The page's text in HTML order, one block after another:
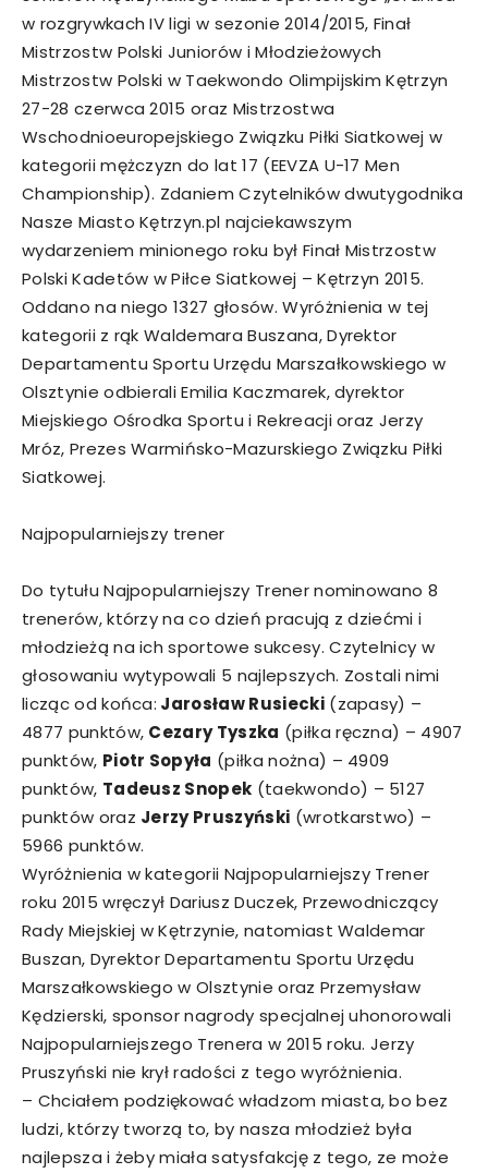
w rozgrywkach IV ligi w sezonie 2014/2015, Finał
Mistrzostw Polski Juniorów i Młodzieżowych
Mistrzostw Polski w Taekwondo Olimpijskim Kętrzyn
27-28 czerwca 2015 oraz Mistrzostwa
Wschodnioeuropejskiego Związku Piłki Siatkowej w
kategorii mężczyzn do lat 17 (EEVZA U-17 Men
Championship). Zdaniem Czytelników dwutygodnika
Nasze Miasto Kętrzyn.pl najciekawszym
wydarzeniem minionego roku był Finał Mistrzostw
Polski Kadetów w Piłce Siatkowej – Kętrzyn 2015.
Oddano na niego 1327 głosów. Wyróżnienia w tej
kategorii z rąk Waldemara Buszana, Dyrektor
Departamentu Sportu Urzędu Marszałkowskiego w
Olsztynie odbierali Emilia Kaczmarek, dyrektor
Miejskiego Ośrodka Sportu i Rekreacji oraz Jerzy
Mróz, Prezes Warmińsko-Mazurskiego Związku Piłki
Siatkowej.
Najpopularniejszy trener
Do tytułu Najpopularniejszy Trener nominowano 8
trenerów, którzy na co dzień pracują z dziećmi i
młodzieżą na ich sportowe sukcesy. Czytelnicy w
głosowaniu wytypowali 5 najlepszych. Zostali nimi
licząc od końca: Jarosław Rusiecki(zapasy) –
4877 punktów, Cezary Tyszka (piłka ręczna) – 4907
punktów, Piotr Sopyła (piłka nożna) – 4909
punktów, Tadeusz Snopek (taekwondo) – 5127
punktów oraz Jerzy Pruszyński (wrotkarstwo) –
5966 punktów.
Wyróżnienia w kategorii Najpopularniejszy Trener
roku 2015 wręczył Dariusz Duczek, Przewodniczący
Rady Miejskiej w Kętrzynie, natomiast Waldemar
Buszan, Dyrektor Departamentu Sportu Urzędu
Marszałkowskiego w Olsztynie oraz Przemysław
Kędzierski, sponsor nagrody specjalnej uhonorowali
Najpopularniejszego Trenera w 2015 roku. Jerzy
Pruszyński nie krył radości z tego wyróżnienia.
– Chciałem podziękować władzom miasta, bo bez
ludzi, którzy tworzą to, by nasza młodzież była
najlepsza i żeby miała satysfakcję z tego, ze może